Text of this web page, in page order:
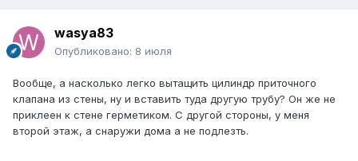
wasya83
Опубликовано: 8 июля
Вообще, а насколько легко вытащить цилиндр приточного
клапана из стены, ну и вставить туда другую трубу? Он же не
приклеен к стене герметиком. С другой стороны, у меня
второй этаж, а снаружи дома а не подлезть.